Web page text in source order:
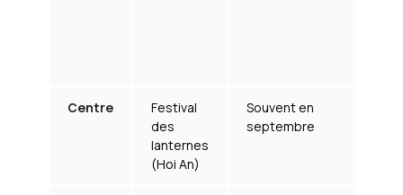
Centre
Festival
des
lanternes
(Hoi An)
Souvent en
septembre